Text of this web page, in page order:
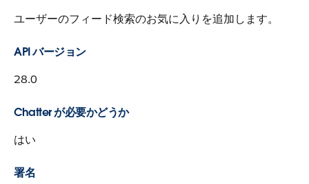
ユーザーのフィード検索のお気に入りを追加します。
API バージョン
28.0
Chatter が必要かどうか
はい
署名